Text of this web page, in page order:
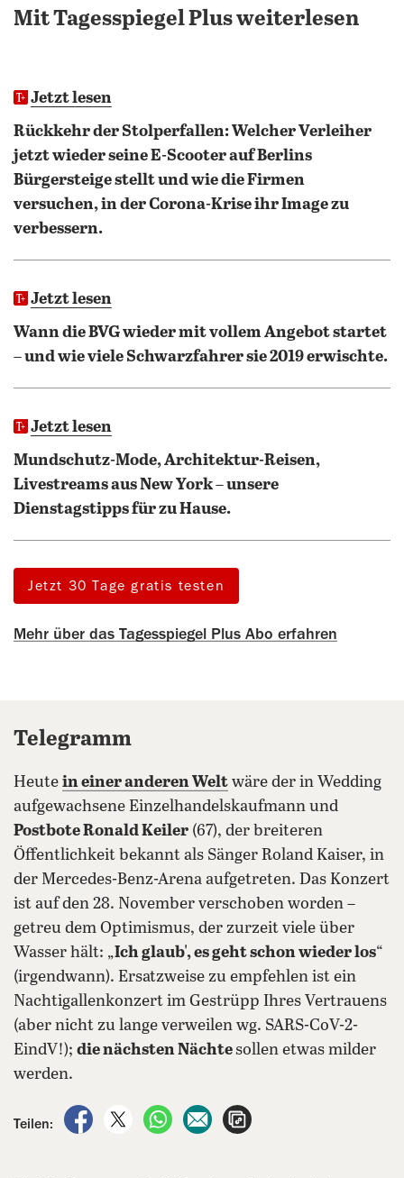
Mit Tagesspiegel Plus weiterlesen
Jetzt lesen
Rückkehr der Stolperfallen: Welcher Verleiher
jetzt wieder seine E-Scooter auf Berlins
Bürgersteige stellt und wie die Firmen
versuchen, in der Corona-Krise ihr Image zu
verbessern.
Jetzt lesen
Wann die BVG wieder mit vollem Angebot startet
– und wie viele Schwarzfahrer sie 2019 erwischte.
Jetzt lesen
Mundschutz-Mode, Architektur-Reisen,
Livestreams aus New York – unsere
Dienstagstipps für zu Hause.
Jetzt 30 Tage gratis testen
Mehr über das Tagesspiegel Plus Abo erfahren
Telegramm
Heute in einer anderen Welt wäre der in Wedding
aufgewachsene Einzelhandelskaufmann und
Postbote Ronald Keiler (67), der breiteren
Öffentlichkeit bekannt als Sänger Roland Kaiser, in
der Mercedes-Benz-Arena aufgetreten. Das Konzert
ist auf den 28. November verschoben worden –
getreu dem Optimismus, der zurzeit viele über
Wasser hält: „Ich glaub', es geht schon wieder los“
(irgendwann). Ersatzweise zu empfehlen ist ein
Nachtigallenkonzert im Gestrüpp Ihres Vertrauens
(aber nicht zu lange verweilen wg. SARS-CoV-2-
EindV!); die nächsten Nächtesollen etwas milder
werden.
Teilen:
auf Facebook teilen
auf X teilenper WhatsApp teilen
per E-Mail teilen